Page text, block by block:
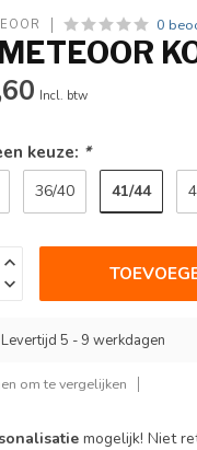
0
Incl. btw
keuze: *
36/40 41/44
Levertijd 5 - 9 werkdagen
om te vergelijken
mogelijk! Niet